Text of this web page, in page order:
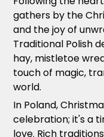
gathers by the
and the joy of
Traditional Polish
hay, mistletoe
touch of magic,
world.
In Poland,
celebration; it's a
love. Rich